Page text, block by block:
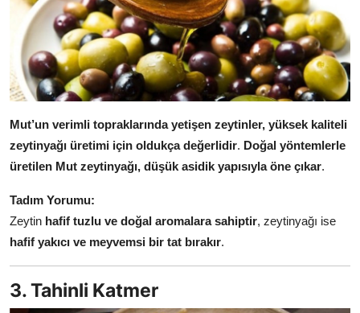
Mut’un verimli topraklarında yetişen zeytinler, yüksek kaliteli
zeytinyağı üretimi için oldukça değerlidir. Doğal yöntemlerle
üretilen Mut zeytinyağı, düşük asidik yapısıyla öne çıkar.
Tadım Yorumu:
Zeytin hafif tuzlu ve doğal aromalara sahiptir, zeytinyağı ise
hafif yakıcı ve meyvemsi bir tat bırakır.
3. Tahinli Katmer